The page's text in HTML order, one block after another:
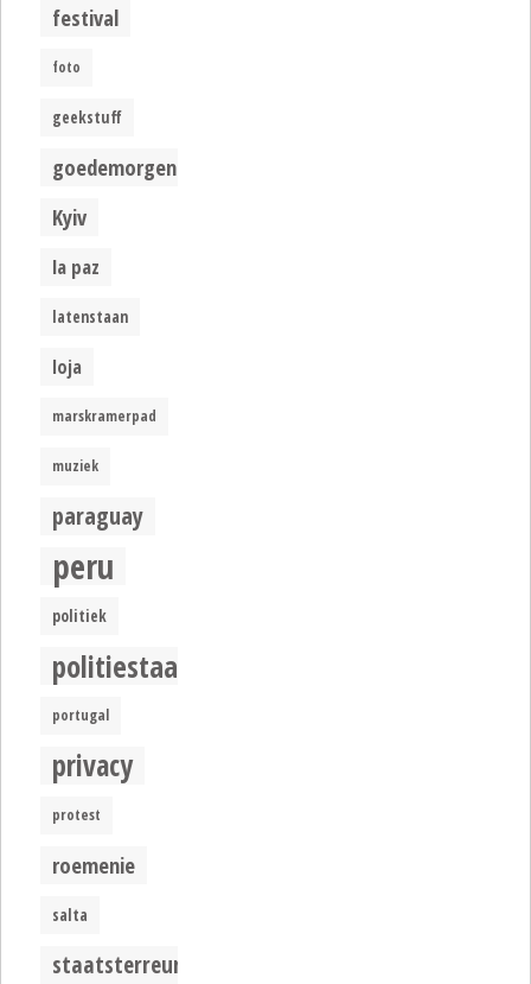
festival
foto
geekstuff
goedemorgen
Kyiv
la paz
latenstaan
loja
marskramerpad
muziek
paraguay
peru
politiek
politiestaat
portugal
privacy
protest
roemenie
salta
staatsterreur